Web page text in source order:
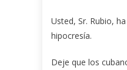
Usted, Sr. Rubio,
hipocresía.
Deje que los